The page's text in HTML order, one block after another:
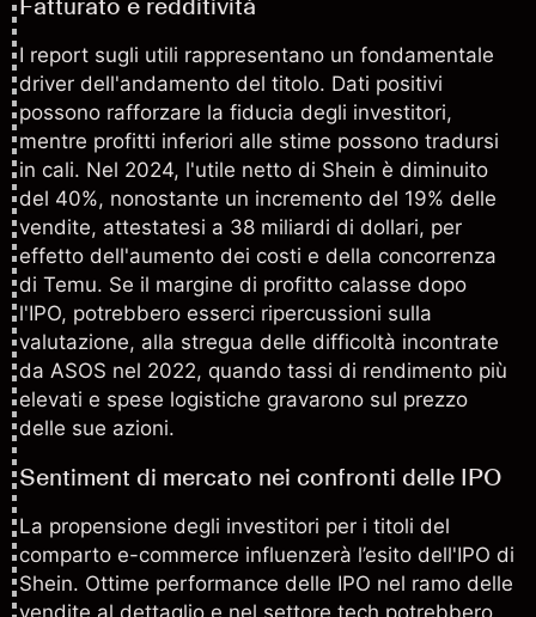
I report sugli utili rappresentano un fondamentale
driver dell'andamento del titolo. Dati positivi
possono rafforzare la fiducia degli investitori,
mentre profitti inferiori alle stime possono tradursi
in cali. Nel 2024, l'utile netto di Shein è diminuito
del 40%, nonostante un incremento del 19% delle
vendite, attestatesi a 38 miliardi di dollari, per
effetto dell'aumento dei costi e della concorrenza
di Temu. Se il margine di profitto calasse dopo
l'IPO, potrebbero esserci ripercussioni sulla
valutazione, alla stregua delle difficoltà incontrate
da ASOS nel 2022, quando tassi di rendimento più
elevati e spese logistiche gravarono sul prezzo
delle sue azioni.
Sentiment di mercato nei confronti delle IPO
La propensione degli investitori per i titoli del
comparto e-commerce influenzerà l’esito dell'IPO di
Shein. Ottime performance delle IPO nel ramo delle
vendite al dettaglio e nel settore tech potrebbero